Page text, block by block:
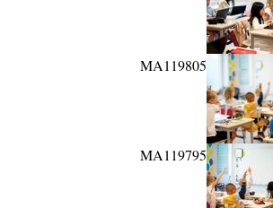
MA119805
MA119795